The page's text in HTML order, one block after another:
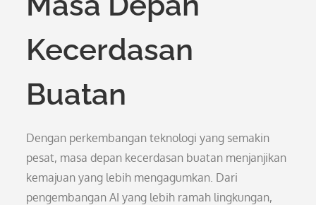
Kecerdasan
Buatan
Dengan perkembangan teknologi yang semakin
pesat, masa depan kecerdasan buatan menjanjikan
kemajuan yang lebih mengagumkan. Dari
pengembangan AI yang lebih ramah lingkungan,